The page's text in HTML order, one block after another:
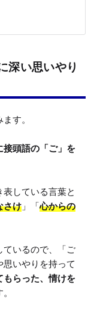
深い思いやり
す。
接頭語の「ご」を
表している言葉と
さけ 」「心からの
ているので、「ご
いやりを持って
もらった、情けを